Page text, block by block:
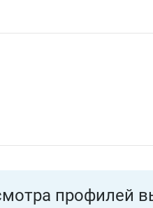
профилей